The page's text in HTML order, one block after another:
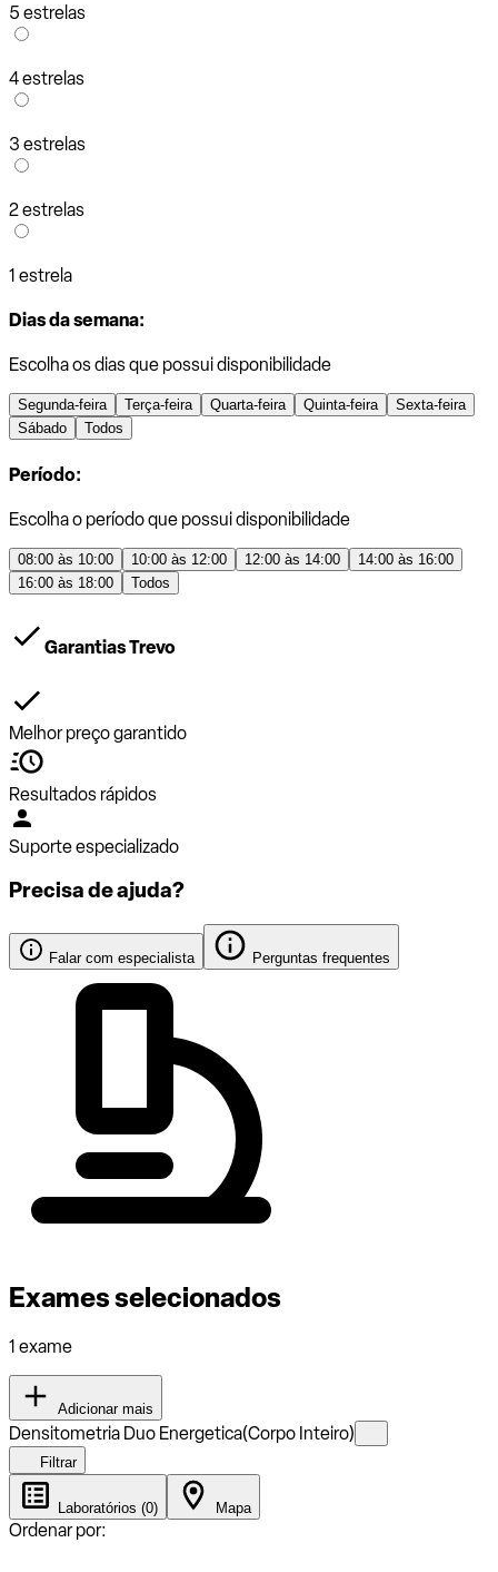
5 estrelas
4 estrelas
3 estrelas
2 estrelas
1 estrela
Dias da semana:
Escolha os dias que possui disponibilidade
Segunda-feira Terça-feira Quarta-feira Quinta-feira
Sexta-feira
Sábado
Todos
Período:
Escolha o período que possui disponibilidade
08:00 às 10:00 10:00 às 12:00 12:00 às 14:00
14:00 às 16:00
16:00 às 18:00
Todos
Garantias Trevo
Melhor preço garantido
Resultados rápidos
Suporte especializado
Precisa de ajuda?
Falar com especialista Perguntas frequentes
Exames selecionados
1 exame
Adicionar mais
Densitometria Duo Energetica(Corpo Inteiro)
Filtrar
Laboratórios (0) Mapa
Ordenar por: